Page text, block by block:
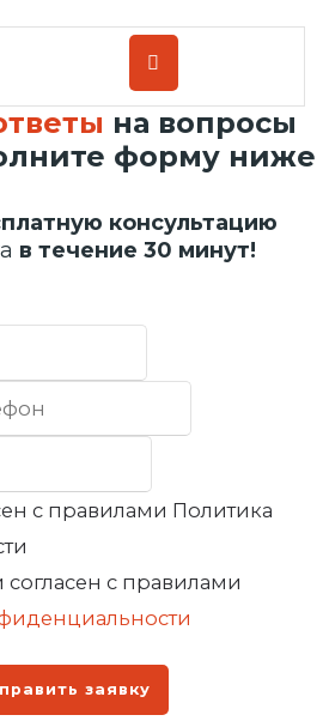
на вопросы
форму ниже
консультацию
в течение 30 минут!
с правилами Политика
согласен с правилами
заявку